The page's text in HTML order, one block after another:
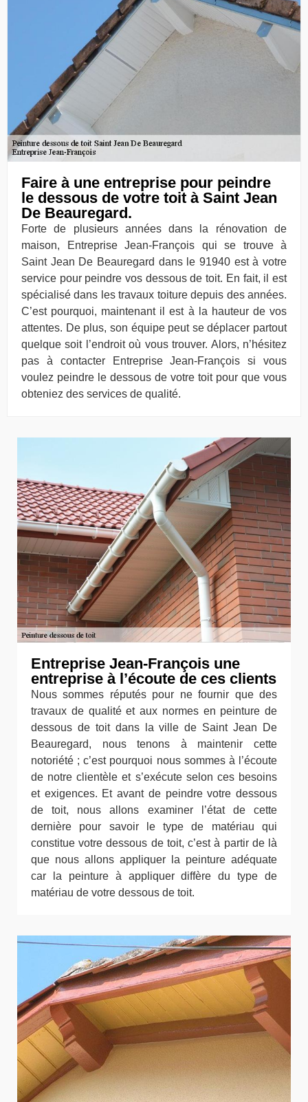
Faire à une entreprise pour peindre
le dessous de votre toit à Saint Jean
De Beauregard.
Forte de plusieurs années dans la rénovation de
maison, Entreprise Jean-François qui se trouve à
Saint Jean De Beauregard dans le 91940 est à votre
service pour peindre vos dessous de toit. En fait, il est
spécialisé dans les travaux toiture depuis des années.
C’est pourquoi, maintenant il est à la hauteur de vos
attentes. De plus, son équipe peut se déplacer partout
quelque soit l’endroit où vous trouver. Alors, n’hésitez
pas à contacter Entreprise Jean-François si vous
voulez peindre le dessous de votre toit pour que vous
obteniez des services de qualité.
Entreprise Jean-François une
entreprise à l’écoute de ces clients
Nous sommes réputés pour ne fournir que des
travaux de qualité et aux normes en peinture de
dessous de toit dans la ville de Saint Jean De
Beauregard, nous tenons à maintenir cette
notoriété ; c’est pourquoi nous sommes à l’écoute
de notre clientèle et s’exécute selon ces besoins
et exigences. Et avant de peindre votre dessous
de toit, nous allons examiner l’état de cette
dernière pour savoir le type de matériau qui
constitue votre dessous de toit, c’est à partir de là
que nous allons appliquer la peinture adéquate
car la peinture à appliquer diffère du type de
matériau de votre dessous de toit.